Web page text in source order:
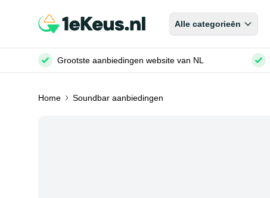
Alle categorieēn
Grootste aanbiedingen website van NL
Home Soundbar aanbiedingen